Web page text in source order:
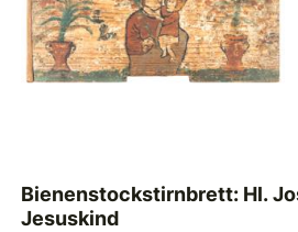
Bienenstockstirnbrett: Hl.
Jesuskind